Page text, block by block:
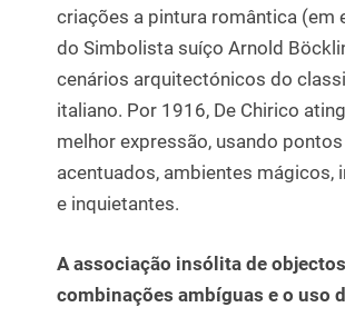
criações a pintura romântica (em
do Simbolista suíço Arnold
cenários arquitectónicos do
italiano. Por 1916, De Chirico
melhor expressão, usando
acentuados, ambientes mágicos,
e inquietantes.
A associação insólita de
combinações ambíguas e o uso